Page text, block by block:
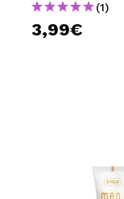
(1)
3,99€